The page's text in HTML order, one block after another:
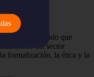
y despolitizado que
del sector
formalización, la ética y la